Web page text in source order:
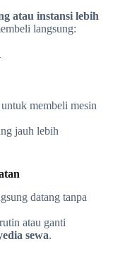
atau instansi lebih
langsung:
membeli mesin
jauh lebih
datang tanpa
atau ganti
sewa.